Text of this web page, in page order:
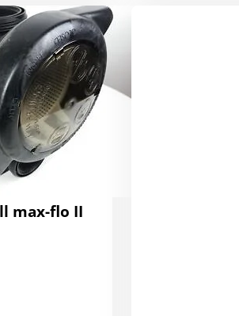
max-flo II